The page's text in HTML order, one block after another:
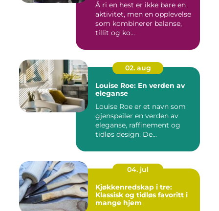
Å ri en hest er ikke bare en
aktivitet, men en opplevelse
som kombinerer balanse,
tillit og ko...
02. aug
Louise Roe: En verden av
eleganse
Louise Roe er et navn som
gjenspeiler en verden av
eleganse, raffinement og
tidløs design. De...
04. jul
Kjøkkenredskap i tre:
Klassisk og tidløs favoritt i
mange hjem